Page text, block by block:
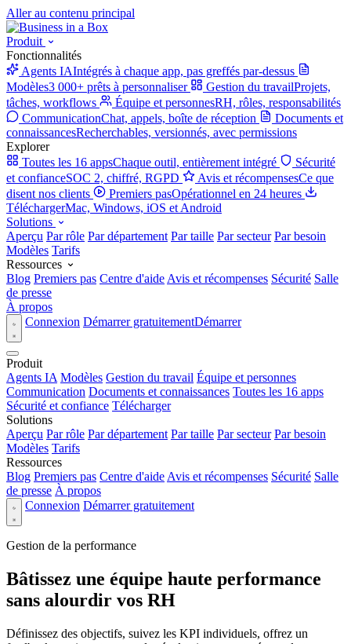
Aller au contenu principal
Produit
Fonctionnalités
Agents IAIntégrés à chaque app, pas greffés par-dessus
Modèles3 000+ prêts à personnaliser Gestion du travailProjets,
tâches, workflows
Équipe et personnesRH, rôles, responsabilités
CommunicationChat, appels, boîte de réception
Documents et
connaissancesRecherchables, versionnés, avec permissions
Explorer
Toutes les 16 appsChaque outil, entièrement intégré
Sécurité
et confianceSOC 2, chiffré, RGPD Avis et récompensesCe que
disent nos clients
Premiers pasOpérationnel en 24 heures
TéléchargerMac, Windows, iOS et Android
Solutions
Aperçu Par rôle Par département Par taille Par secteur Par besoin
Modèles Tarifs
Ressources
Blog Premiers pas Centre d'aide Avis et récompenses Sécurité Salle
de presse
À propos
Connexion Démarrer gratuitementDémarrer
Produit
Agents IA Modèles Gestion du travail Équipe et personnes
Communication Documents et connaissances Toutes les 16 apps
Sécurité et confiance Télécharger
Solutions
Aperçu Par rôle Par département Par taille Par secteur Par besoin
Modèles Tarifs
Ressources
Blog Premiers pas Centre d'aide Avis et récompenses Sécurité Salle
de presse À propos
Connexion Démarrer gratuitement
Gestion de la performance
Bâtissez une équipe haute performance
sans alourdir vos RH
Définissez des objectifs, suivez les KPI individuels, offrez un